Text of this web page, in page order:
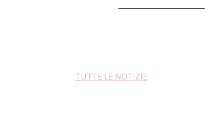
TUTTE LE NOTIZIE